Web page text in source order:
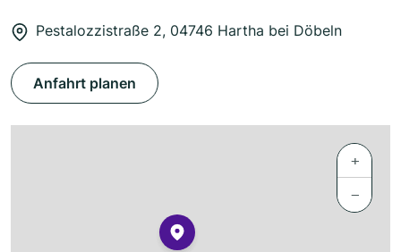
Pestalozzistraße 2, 04746 Hartha bei Döbeln
Anfahrt planen
+
−